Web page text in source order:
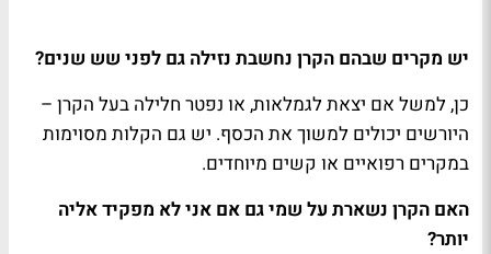
יש מקרים שבהם הקרן נחשבת נזילה גם לפני שש שנים?
כן, למשל אם יצאת לגמלאות, או נפטר חלילה בעל הקרן –
היורשים יכולים למשוך את הכסף. יש גם הקלות מסוימות
במקרים רפואיים או קשים מיוחדים.
האם הקרן נשארת על שמי גם אם אני לא מפקיד אליה
יותר?